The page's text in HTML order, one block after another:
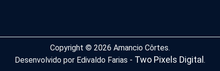
Copyright © 2026 Amancio Côrtes.
Desenvolvido por Edivaldo Farias - Two Pixels Digital.